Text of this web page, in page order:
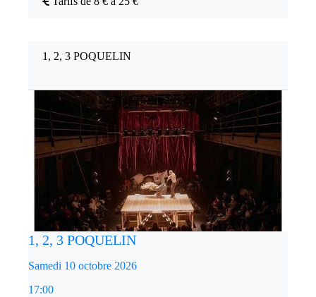
1, 2, 3 POQUELIN
1, 2, 3 POQUELIN
Samedi 10 octobre 2026
17:00